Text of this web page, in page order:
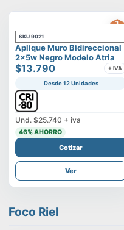
SKU 9021
Aplique Muro Bidireccional
2x5w Negro Modelo Atria
$13.790 + IVA
Desde 12 Unidades
Und. $25.740 + iva
46% AHORRO
Cotizar
Ver
Foco Riel